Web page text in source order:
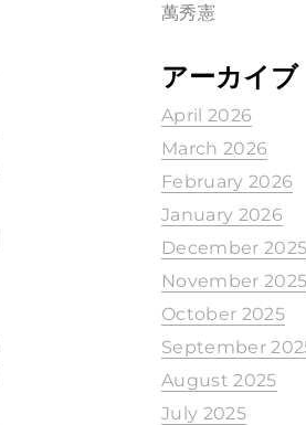
萬秀憲
アーカイブ
April 2026
March 2026
February 2026
January 2026
December 2025
November 2025
October 2025
September
August 2025
July 2025